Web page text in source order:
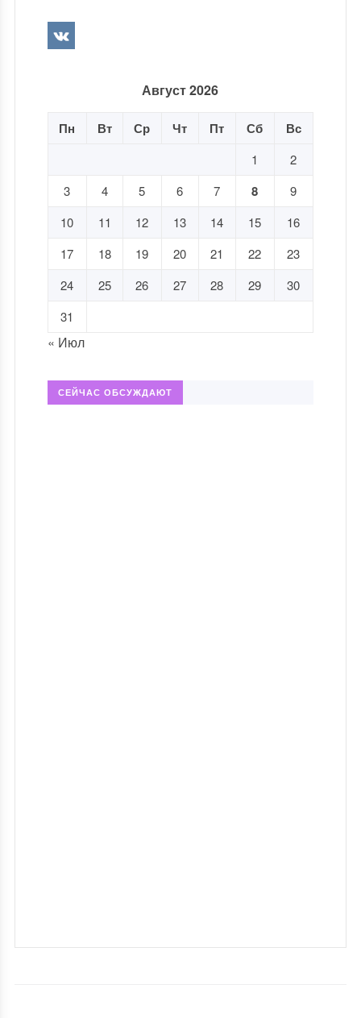
Август 2026
Пн Вт Ср Чт Пт Сб Вс
1
2
3
4 5 6 7 8
9
10
11 12 13 14 15
16
17
18 19 20 21 22
23
24
25 26 27 28 29
30
31
« Июл
СЕЙЧАС ОБСУЖДАЮТ